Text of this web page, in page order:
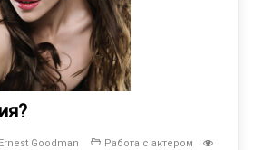
Ernest Goodman
Работа с актером